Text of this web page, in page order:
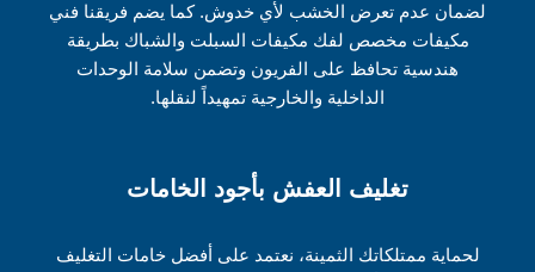
لضمان عدم تعرض الخشب لأي خدوش. كما يضم فريقنا فني
مكيفات مخصص لفك مكيفات السبلت والشباك بطريقة
هندسية تحافظ على الفريون وتضمن سلامة الوحدات
الداخلية والخارجية تمهيداً لنقلها.
تغليف العفش بأجود الخامات
لحماية ممتلكاتك الثمينة، نعتمد على أفضل خامات التغليف